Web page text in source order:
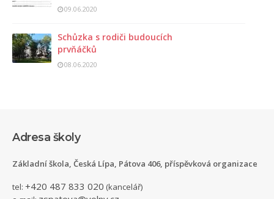
09.06.2020
Schůzka s rodiči budoucích
prvňáčků
08.06.2020
Adresa školy
Základní škola, Česká Lípa, Pátova 406, příspěvková organizace
tel: +420 487 833 020 (kancelář)